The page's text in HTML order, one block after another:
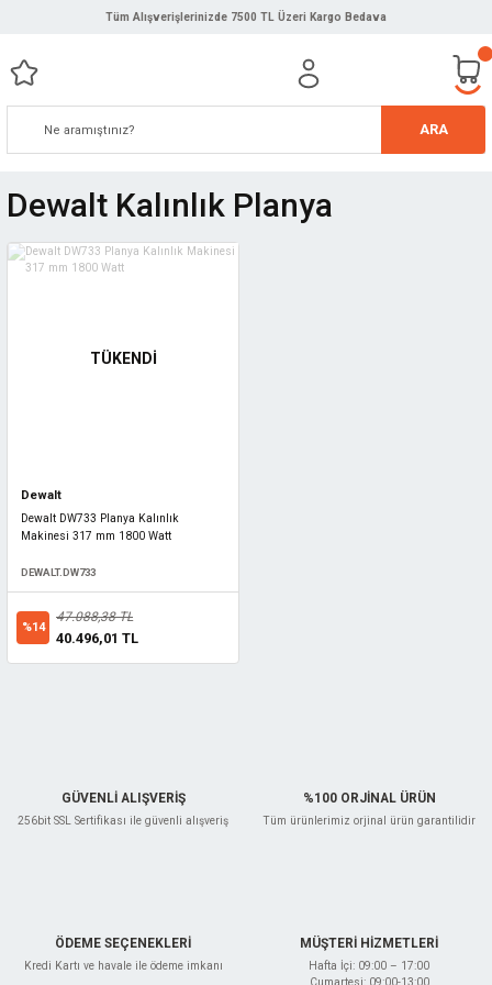
Tüm Alışverişlerinizde 7500 TL Üzeri Kargo Bedava
ARA
Dewalt Kalınlık Planya
TÜKENDİ
Dewalt
Dewalt DW733 Planya Kalınlık
Makinesi 317 mm 1800 Watt
DEWALT.DW733
%14
47.088,38 TL
40.496,01 TL
GÜVENLİ ALIŞVERİŞ
256bit SSL Sertifikası ile güvenli alışveriş
%100 ORJİNAL ÜRÜN
Tüm ürünlerimiz orjinal ürün garantilidir
ÖDEME SEÇENEKLERİ
Kredi Kartı ve havale ile ödeme imkanı
MÜŞTERİ HİZMETLERİ
Hafta İçi: 09:00 – 17:00
Cumartesi: 09:00-13:00